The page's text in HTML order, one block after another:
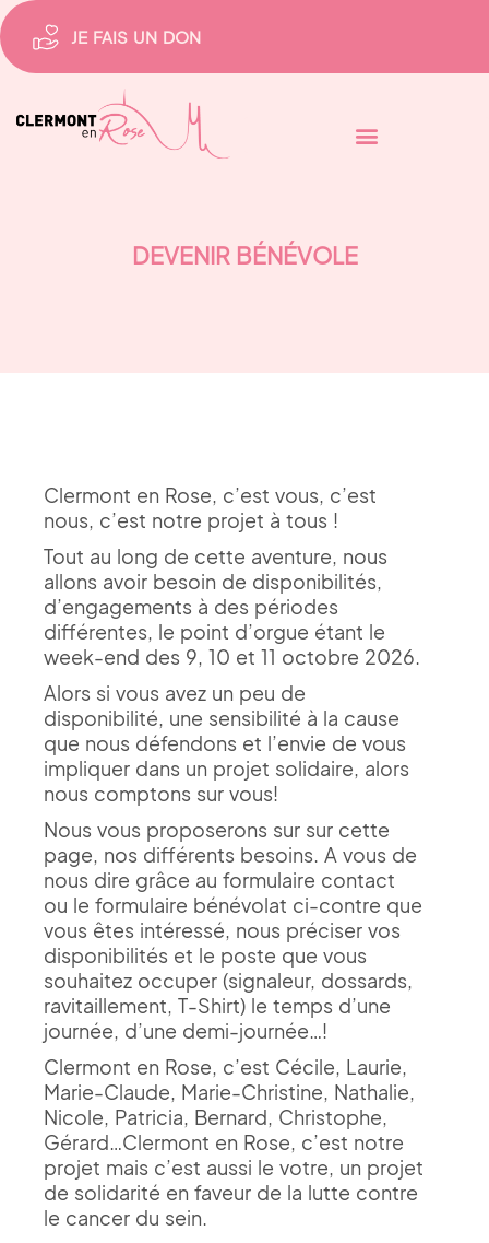
JE FAIS UN DON
DEVENIR BÉNÉVOLE
Clermont en Rose, c’est vous, c’est
nous, c’est notre projet à tous !
Tout au long de cette aventure, nous
allons avoir besoin de disponibilités,
d’engagements à des périodes
différentes, le point d’orgue étant le
week-end des 9, 10 et 11 octobre 2026.
Alors si vous avez un peu de
disponibilité, une sensibilité à la cause
que nous défendons et l’envie de vous
impliquer dans un projet solidaire, alors
nous comptons sur vous!
Nous vous proposerons sur sur cette
page, nos différents besoins. A vous de
nous dire grâce au formulaire contact
ou le formulaire bénévolat ci-contre que
vous êtes intéressé, nous préciser vos
disponibilités et le poste que vous
souhaitez occuper (signaleur, dossards,
ravitaillement, T-Shirt) le temps d’une
journée, d’une demi-journée…!
Clermont en Rose, c’est Cécile, Laurie,
Marie-Claude, Marie-Christine, Nathalie,
Nicole, Patricia, Bernard, Christophe,
Gérard…Clermont en Rose, c’est notre
projet mais c’est aussi le votre, un projet
de solidarité en faveur de la lutte contre
le cancer du sein.